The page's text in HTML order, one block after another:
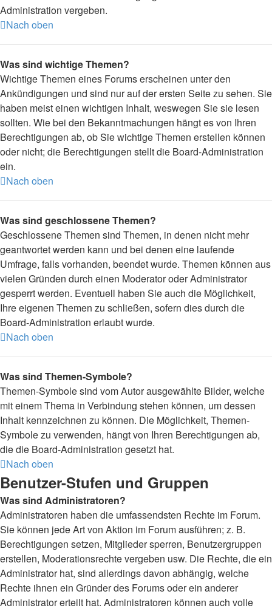
Administration vergeben.
Nach oben
Was sind wichtige Themen?
Wichtige Themen eines Forums erscheinen unter den
Ankündigungen und sind nur auf der ersten Seite zu sehen. Sie
haben meist einen wichtigen Inhalt, weswegen Sie sie lesen
sollten. Wie bei den Bekanntmachungen hängt es von Ihren
Berechtigungen ab, ob Sie wichtige Themen erstellen können
oder nicht; die Berechtigungen stellt die Board-Administration
ein.
Nach oben
Was sind geschlossene Themen?
Geschlossene Themen sind Themen, in denen nicht mehr
geantwortet werden kann und bei denen eine laufende
Umfrage, falls vorhanden, beendet wurde. Themen können aus
vielen Gründen durch einen Moderator oder Administrator
gesperrt werden. Eventuell haben Sie auch die Möglichkeit,
Ihre eigenen Themen zu schließen, sofern dies durch die
Board-Administration erlaubt wurde.
Nach oben
Was sind Themen-Symbole?
Themen-Symbole sind vom Autor ausgewählte Bilder, welche
mit einem Thema in Verbindung stehen können, um dessen
Inhalt kennzeichnen zu können. Die Möglichkeit, Themen-
Symbole zu verwenden, hängt von Ihren Berechtigungen ab,
die die Board-Administration gesetzt hat.
Nach oben
Benutzer-Stufen und Gruppen
Was sind Administratoren?
Administratoren haben die umfassendsten Rechte im Forum.
Sie können jede Art von Aktion im Forum ausführen; z. B.
Berechtigungen setzen, Mitglieder sperren, Benutzergruppen
erstellen, Moderationsrechte vergeben usw. Die Rechte, die ein
Administrator hat, sind allerdings davon abhängig, welche
Rechte ihnen ein Gründer des Forums oder ein anderer
Administrator erteilt hat. Administratoren können auch volle